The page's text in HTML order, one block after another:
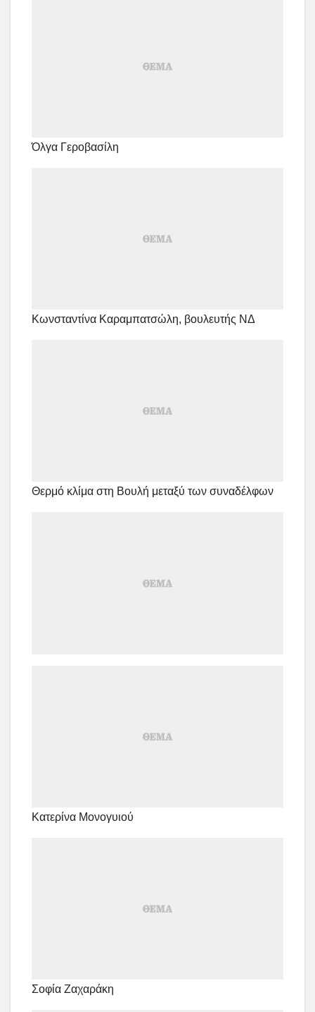
Όλγα Γεροβασίλη
Κωνσταντίνα Καραμπατσώλη, βουλευτής ΝΔ
Θερμό κλίμα στη Βουλή μεταξύ των συναδέλφων
Κατερίνα Μονογυιού
Σοφία Ζαχαράκη